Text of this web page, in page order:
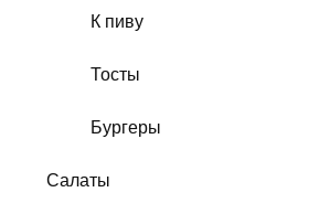
К пиву
Тосты
Бургеры
Салаты